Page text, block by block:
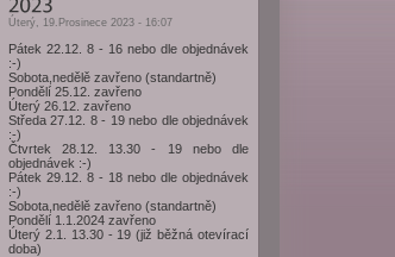
Úterý, 19.Prosinece 2023 - 16:07
Pátek 22.12. 8 - 16 nebo dle objednávek
:-)
Sobota,nedělě zavřeno (standartně)
Pondělí 25.12. zavřeno
Úterý 26.12. zavřeno
Středa 27.12. 8 - 19 nebo dle objednávek
:-)
Čtvrtek 28.12. 13.30 - 19 nebo dle
objednávek :-)
Pátek 29.12. 8 - 18 nebo dle objednávek
:-)
Sobota,nedělě zavřeno (standartně)
Pondělí 1.1.2024 zavřeno
Úterý 2.1. 13.30 - 19 (již běžná otevírací
doba)